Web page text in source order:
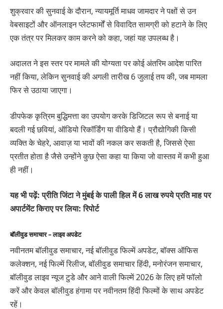
शुक्रवार की सुनवाई के दौरान, न्यायमूर्ति माधव जामदार ने पक्षों से उन
वेबसाइटों और ऑनलाइन प्लेटफार्मों से विवादित सामग्री को हटाने के लिए
एक तंत्र पर मिलकर काम करने को कहा, जहां यह उपलब्ध है।
अदालत ने इस स्तर पर मामले की योग्यता पर कोई अंतरिम आदेश पारित
नहीं किया, लेकिन सुनवाई की अगली तारीख 6 जुलाई तय की, जब मामला
फिर से उठाया जाएगा।
डीपफेक कृत्रिम बुद्धिमत्ता का उपयोग करके डिजिटल रूप से बनाई या
बदली गई छवियां, ऑडियो रिकॉर्डिंग या वीडियो हैं। प्रौद्योगिकी किसी
व्यक्ति के चेहरे, आवाज़ या भावों की नकल कर सकती है, जिससे ऐसा
प्रतीत होता है जैसे उन्होंने कुछ ऐसा कहा या किया जो वास्तव में कभी हुआ
ही नहीं।
यह भी पढ़ें: प्रीति जिंटा ने मुंबई के पाली हिल में 6 लाख रुपये प्रति माह पर
अपार्टमेंट किराए पर लिया: रिपोर्ट
बॉलीवुड समाचार – लाइव अपडेट
नवीनतम बॉलीवुड समाचार, नई बॉलीवुड फिल्में अपडेट, बॉक्स ऑफिस
कलेक्शन, नई फिल्में रिलीज, बॉलीवुड समाचार हिंदी, मनोरंजन समाचार,
बॉलीवुड लाइव न्यूज टुडे और आने वाली फिल्में 2026 के लिए हमें फॉलो
करें और केवल बॉलीवुड हंगामा पर नवीनतम हिंदी फिल्मों के साथ अपडेट
रहें।